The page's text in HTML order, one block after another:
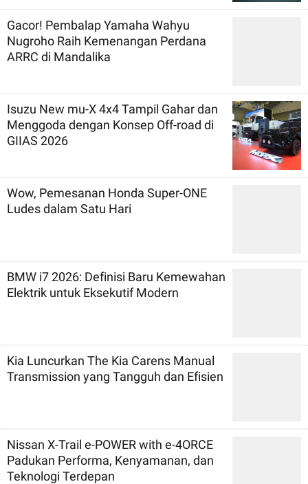
Gacor! Pembalap Yamaha Wahyu
Nugroho Raih Kemenangan Perdana
ARRC di Mandalika
Isuzu New mu-X 4x4 Tampil Gahar dan
Menggoda dengan Konsep Off-road di
GIIAS 2026
Wow, Pemesanan Honda Super-ONE
Ludes dalam Satu Hari
BMW i7 2026: Definisi Baru Kemewahan
Elektrik untuk Eksekutif Modern
Kia Luncurkan The Kia Carens Manual
Transmission yang Tangguh dan Efisien
Nissan X-Trail e-POWER with e-4ORCE
Padukan Performa, Kenyamanan, dan
Teknologi Terdepan